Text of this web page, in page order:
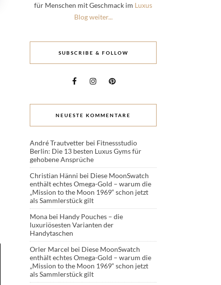
für Menschen mit Geschmack im Luxus
Blog weiter...
SUBSCRIBE & FOLLOW
NEUESTE KOMMENTARE
André Trautvetter bei Fitnessstudio
Berlin: Die 13 besten Luxus Gyms für
gehobene Ansprüche
Christian Hänni bei Diese MoonSwatch
enthält echtes Omega-Gold – warum die
„Mission to the Moon 1969“ schon jetzt
als Sammlerstück gilt
Mona bei Handy Pouches – die
luxuriösesten Varianten der
Handytaschen
Orler Marcel bei Diese MoonSwatch
enthält echtes Omega-Gold – warum die
„Mission to the Moon 1969“ schon jetzt
als Sammlerstück gilt